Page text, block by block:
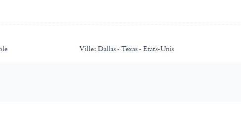
Ville: Dallas - Texas - Etats-Unis